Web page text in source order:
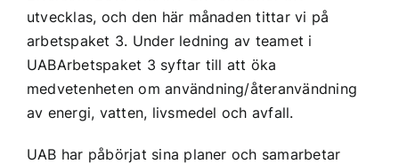
utvecklas, och den här månaden tittar vi på
arbetspaket 3. Under ledning av teamet i
UABArbetspaket 3 syftar till att öka
medvetenheten om användning/återanvändning
av energi, vatten, livsmedel och avfall.
UAB har påbörjat sina planer och samarbetar